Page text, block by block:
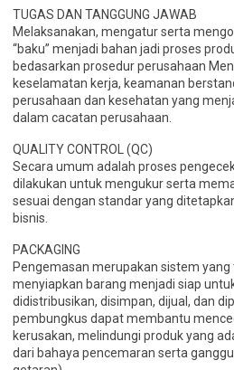
TUGAS DAN TANGGUNG JAWAB
Melaksanakan, mengatur serta
“baku” menjadi bahan jadi proses
bedasarkan prosedur perusahaan
keselamatan kerja, keamanan
perusahaan dan kesehatan yang
dalam cacatan perusahaan.
QUALITY CONTROL (QC)
Secara umum adalah proses
dilakukan untuk mengukur serta
sesuai dengan standar yang
bisnis.
PACKAGING
Pengemasan merupakan sistem
menyiapkan barang menjadi siap
didistribusikan, disimpan, dijual, dan
pembungkus dapat membantu
kerusakan, melindungi produk yang
dari bahaya pencemaran serta